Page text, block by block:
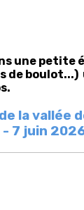
une petite
de boulot...)
de la vallée
- 7 juin